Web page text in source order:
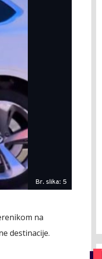
Br. slika: 5
na
destinacije.